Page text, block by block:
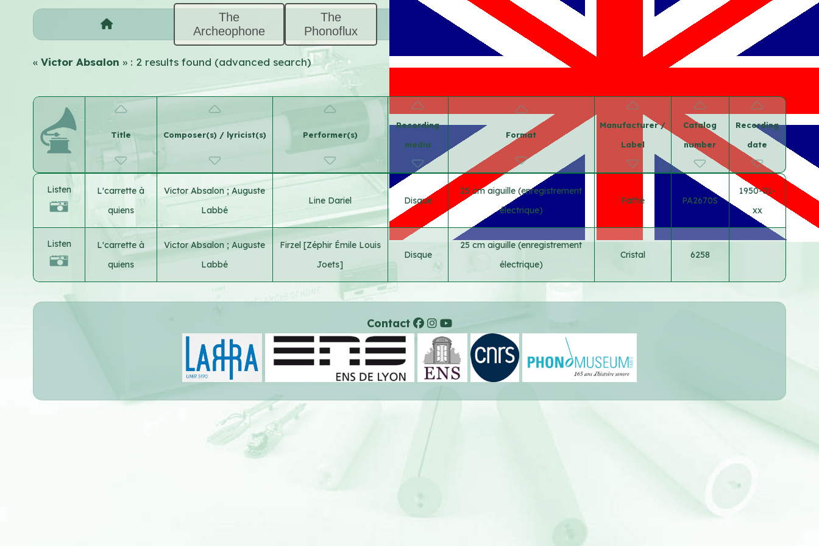
The
Archeophone
The
Phonoflux
«Victor Absalon » : 2 results found (advanced search)
Title Composer(s) / lyricist(s) Performer(s)
Recording
media
Format
Manufacturer /
Label
Catalog
number
Recording
date
Listen
L'carrette à
quiens
Victor Absalon ;Auguste
Labbé
Line Dariel Disque
25 cm aiguille (enregistrement
électrique)
Pathé PA2670S
1950-01-
xx
Listen
L'carrette à
quiens
Victor Absalon ;Auguste
Labbé
Firzel [Zéphir Émile Louis
Joets]
Disque
25 cm aiguille (enregistrement
électrique)
Cristal 6258
Contact